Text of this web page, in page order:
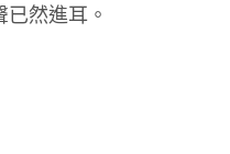
然進耳。